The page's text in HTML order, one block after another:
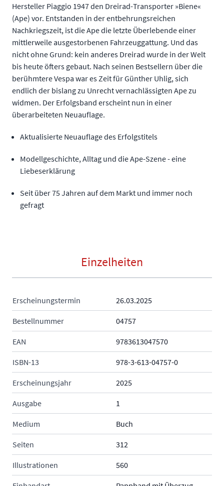
Hersteller Piaggio 1947 den Dreirad-Transporter »Biene«
(Ape) vor. Entstanden in der entbehrungsreichen
Nachkriegszeit, ist die Ape die letzte Überlebende einer
mittlerweile ausgestorbenen Fahrzeuggattung. Und das
nicht ohne Grund: kein anderes Dreirad wurde in der Welt
bis heute öfters gebaut. Nach seinen Bestsellern über die
berühmtere Vespa war es Zeit für Günther Uhlig, sich
endlich der bislang zu Unrecht vernachlässigten Ape zu
widmen. Der Erfolgsband erscheint nun in einer
überarbeiteten Neuauflage.
Aktualisierte Neuauflage des Erfolgstitels
Modellgeschichte, Alltag und die Ape-Szene - eine
Liebeserklärung
Seit über 75 Jahren auf dem Markt und immer noch
gefragt
Einzelheiten
Erscheinungstermin 26.03.2025
Bestellnummer 04757
EAN 9783613047570
ISBN-13 978-3-613-04757-0
Erscheinungsjahr 2025
Ausgabe 1
Medium Buch
Seiten 312
Illustrationen 560